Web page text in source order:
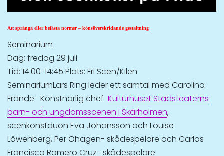
Att spränga eller befästa normer – könsöverskridande gestaltning
Seminarium
Dag: fredag 29 juli
Tid: 14:00-14:45 Plats: Fri Scen/Kilen
SeminariumLars Ring leder ett samtal med Carolina
Frände- Konstnärlig chef Kulturhuset Stadsteaterns
barn- och ungdomsscenen i Skärholmen,
scenkonstduon Eva Johansson och Louise
Löwenberg, Per Öhagen- skådespelare och Carlos
Francisco Romero Cruz- skådespelare